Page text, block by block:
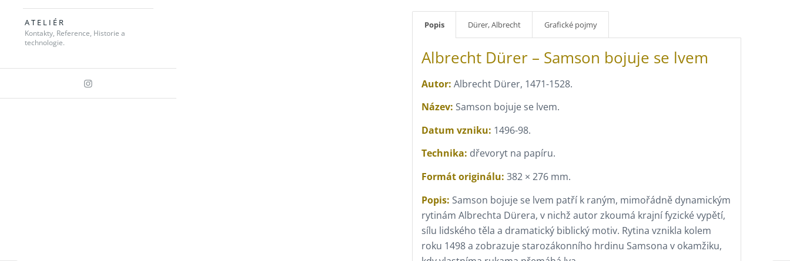
A T E L I É R
Kontakty, Reference, Historie a
technologie.
Popis Dürer, Albrecht Grafické pojmy
Albrecht Dürer – Samson bojuje se lvem
Autor:Albrecht Dürer, 1471-1528.
Název: Samson bojuje se lvem.
Datum vzniku: 1496-98.
Technika: dřevoryt na papíru.
Formát originálu: 382 × 276 mm.
Popis: Samson bojuje se lvem patří k raným, mimořádně dynamickým
rytinám Albrechta Dürera, v nichž autor zkoumá krajní fyzické vypětí,
sílu lidského těla a dramatický biblický motiv. Rytina vznikla kolem
roku 1498 a zobrazuje starozákonního hrdinu Samsona v okamžiku,